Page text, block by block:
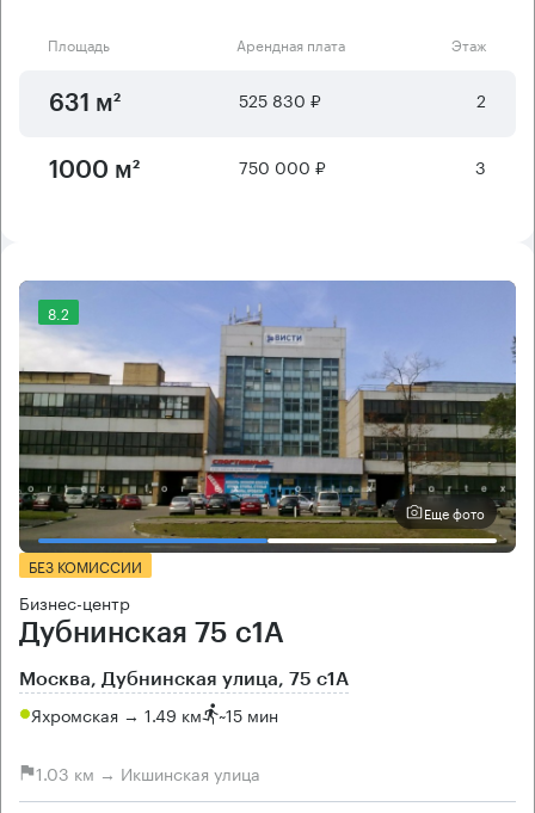
Площадь Арендная плата Этаж
631 м² 525 830 ₽ 2
1000 м² 750 000 ₽ 3
8.2
Еще фото
БЕЗ КОМИССИИ
Бизнес-центр
Дубнинская 75 с1А
Москва, Дубнинская улица, 75 с1А
Яхромская → 1.49 км ~15 мин
1.03 км → Икшинская улица